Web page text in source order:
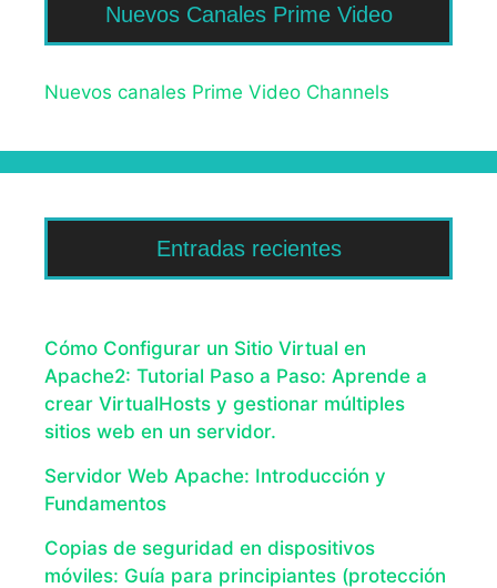
Nuevos Canales Prime Video
Nuevos canales Prime Video Channels
Entradas recientes
Cómo Configurar un Sitio Virtual en
Apache2: Tutorial Paso a Paso: Aprende a
crear VirtualHosts y gestionar múltiples
sitios web en un servidor.
Servidor Web Apache: Introducción y
Fundamentos
Copias de seguridad en dispositivos
móviles: Guía para principiantes (protección